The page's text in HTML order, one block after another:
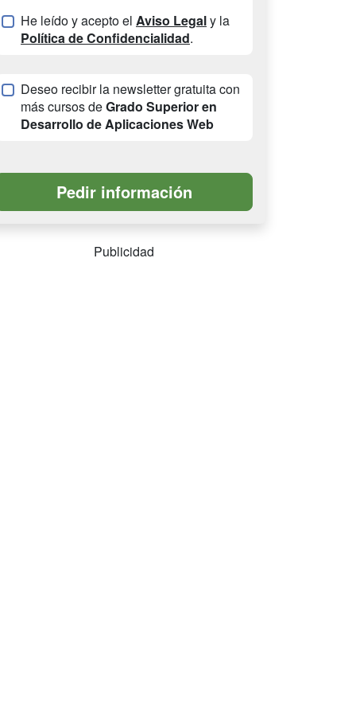
He leído y acepto el Aviso Legaly la
Política de Confidencialidad.
Deseo recibir la newsletter gratuita con
más cursos deGrado Superior en
Desarrollo de Aplicaciones Web
Publicidad